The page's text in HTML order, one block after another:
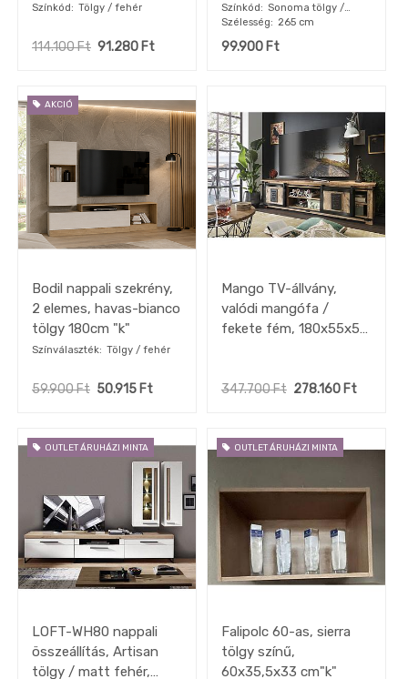
Színkód Tölgy / fehér
114.100Ft 91.280 Ft
Színkód
Sonoma tölgy /
fehér
Szélesség 265 cm
99.900Ft
AKCIÓ
Bodil nappali szekrény,
2 elemes, havas-bianco
tölgy 180cm "k"
Színválaszték Tölgy / fehér
59.900Ft 50.915Ft
Mango TV-állvány,
valódi mangófa /
fekete fém, 180x55x50
347.700Ft 278.160Ft
OUTLET ÁRUHÁZI MINTA
LOFT-WH80 nappali
összeállítás, Artisan
tölgy / matt fehér,
OUTLET ÁRUHÁZI MINTA
Falipolc 60-as, sierra
tölgy színű,
60x35,5x33 cm"k"